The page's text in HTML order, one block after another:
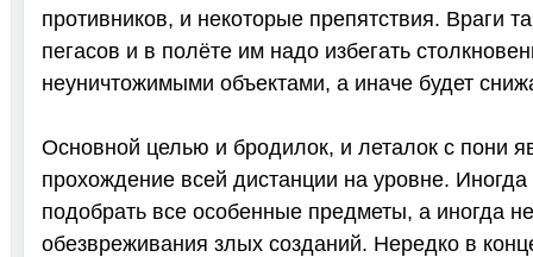
противников, и некоторые препятствия. Враги
пегасов и в полёте им надо избегать
неуничтожимыми объектами, а иначе будет
Основной целью и бродилок, и леталок с пони
прохождение всей дистанции на уровне. Иногда
подобрать все особенные предметы, а иногда
обезвреживания злых созданий. Нередко в